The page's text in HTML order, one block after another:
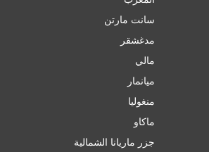
سانت مارتن
مدغشقر
مالي
ميانمار
منغوليا
ماكاو
جزر ماريانا الشمالية